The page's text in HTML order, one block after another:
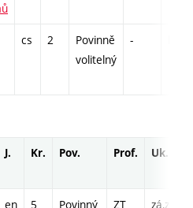
cs 2
Povinně
volitelný
-
J. Kr. Pov. Prof. Uk.
en 5 Povinný ZT zá,zk